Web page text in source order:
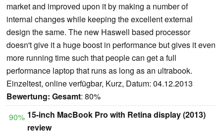
market and improved upon it by making a number of
internal changes while keeping the excellent external
design the same. The new Haswell based processor
doesn't give it a huge boost in performance but gives it even
more running time such that people can get a full
performance laptop that runs as long as an ultrabook.
Einzeltest, online verfügbar, Kurz, Datum: 04.12.2013
Bewertung: Gesamt: 80%
90% 15-inch MacBook Pro with Retina display (2013)
review